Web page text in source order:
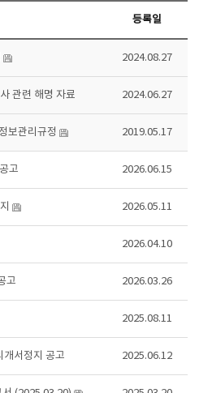
등록일
2024.08.27
관련 해명 자료 2024.06.27
보관리규정 2019.05.17
고 2026.06.15
지 2026.05.11
2026.04.10
고 2026.03.26
2025.08.11
개서정지 공고 2025.06.12